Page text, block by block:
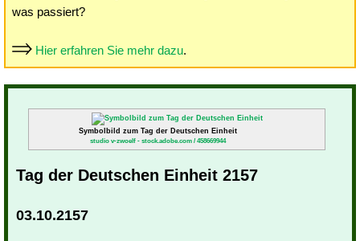
was passiert?
Hier erfahren Sie mehr dazu.
Symbolbild zum Tag der Deutschen Einheit
studio v-zwoelf - stock.adobe.com / 458669944
Tag der Deutschen Einheit 2157
03.10.2157